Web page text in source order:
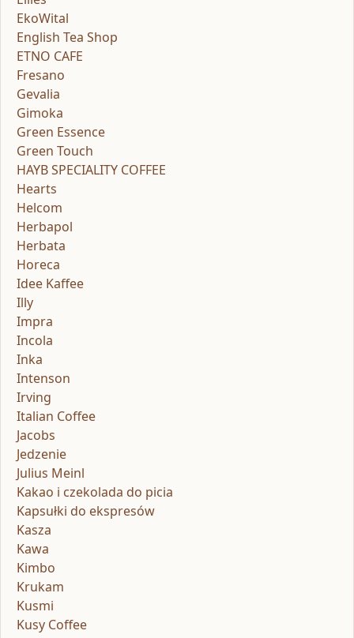
EkoWital
English Tea Shop
ETNO CAFE
Fresano
Gevalia
Gimoka
Green Essence
Green Touch
HAYB SPECIALITY COFFEE
Hearts
Helcom
Herbapol
Herbata
Horeca
Idee Kaffee
Illy
Impra
Incola
Inka
Intenson
Irving
Italian Coffee
Jacobs
Jedzenie
Julius Meinl
Kakao i czekolada do picia
Kapsułki do ekspresów
Kasza
Kawa
Kimbo
Krukam
Kusmi
Kusy Coffee